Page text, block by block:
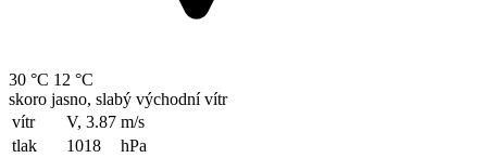
30 °C 12 °C
skoro jasno, slabý východní vítr
vítr
V, 3.87 m/s
tlak
1018
hPa